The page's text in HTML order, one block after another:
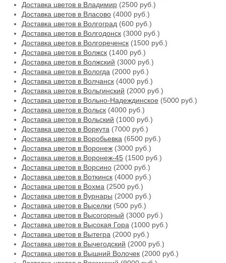
Доставка цветов в Владимир (2500 руб.)
Доставка цветов в Власово (4000 руб.)
Доставка цветов в Волгоград (600 руб.)
Доставка цветов в Волгодонск (3000 руб.)
Доставка цветов в Волгореченск (1500 руб.)
Доставка цветов в Волжск (1400 руб.)
Доставка цветов в Волжский (3000 руб.)
Доставка цветов в Вологда (2000 руб.)
Доставка цветов в Волчанск (4000 руб.)
Доставка цветов в Вольгинский (2000 руб.)
Доставка цветов в Вольно-Надеждинское (5000 руб.)
Доставка цветов в Вольск (4000 руб.)
Доставка цветов в Вольский (1000 руб.)
Доставка цветов в Воркута (7000 руб.)
Доставка цветов в Воробьевка (6500 руб.)
Доставка цветов в Воронеж (3000 руб.)
Доставка цветов в Воронеж-45 (1500 руб.)
Доставка цветов в Ворсино (2000 руб.)
Доставка цветов в Воткинск (4000 руб.)
Доставка цветов в Вохма (2500 руб.)
Доставка цветов в Вурнары (2000 руб.)
Доставка цветов в Выселки (500 руб.)
Доставка цветов в Высогорный (3000 руб.)
Доставка цветов в Высокая Гора (1000 руб.)
Доставка цветов в Вытегра (2000 руб.)
Доставка цветов в Вычегодский (2000 руб.)
Доставка цветов в Вышний Волочек (2000 руб.)